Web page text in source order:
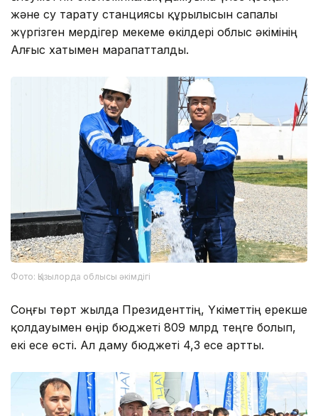
және су тарату станциясы құрылысын сапалы
жүргізген мердігер мекеме өкілдері облыс әкімінің
Алғыс хатымен марапатталды.
Фото: Қызылорда облысы әкімдігі
Соңғы төрт жылда Президенттің, Үкіметтің ерекше
қолдауымен өңір бюджеті 809 млрд теңге болып,
екі есе өсті. Ал даму бюджеті 4,3 есе артты.